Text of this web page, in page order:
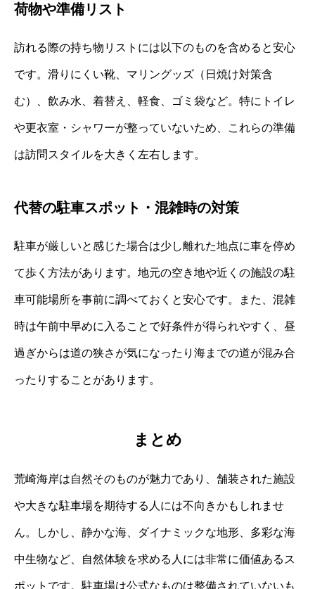
荷物や準備リスト
訪れる際の持ち物リストには以下のものを含めると安心
です。滑りにくい靴、マリングッズ（日焼け対策含
む）、飲み水、着替え、軽食、ゴミ袋など。特にトイレ
や更衣室・シャワーが整っていないため、これらの準備
は訪問スタイルを大きく左右します。
代替の駐車スポット・混雑時の対策
駐車が厳しいと感じた場合は少し離れた地点に車を停め
て歩く方法があります。地元の空き地や近くの施設の駐
車可能場所を事前に調べておくと安心です。また、混雑
時は午前中早めに入ることで好条件が得られやすく、昼
過ぎからは道の狭さが気になったり海までの道が混み合
ったりすることがあります。
まとめ
荒崎海岸は自然そのものが魅力であり、舗装された施設
や大きな駐車場を期待する人には不向きかもしれませ
ん。しかし、静かな海、ダイナミックな地形、多彩な海
中生物など、自然体験を求める人には非常に価値あるス
ポットです。駐車場は公式なものは整備されていないも